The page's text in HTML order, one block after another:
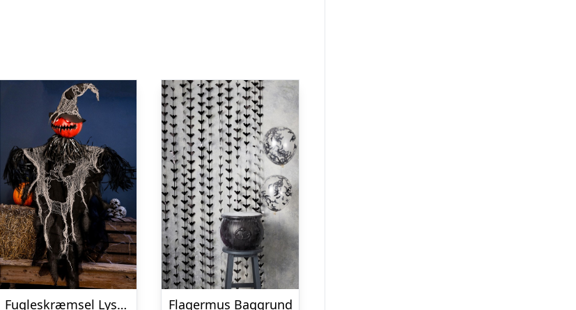
Fugleskræmsel Lysende Flagermus Baggrund